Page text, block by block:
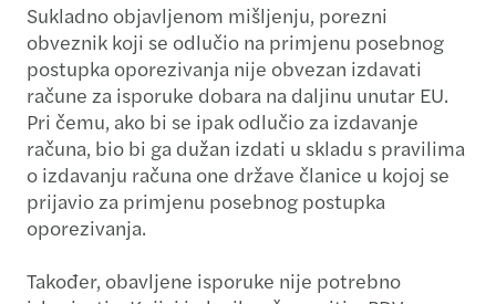
Sukladno objavljenom mišljenju, porezni
obveznik koji se odlučio na primjenu posebnog
postupka oporezivanja nije obvezan izdavati
račune za isporuke dobara na daljinu unutar EU.
Pri čemu, ako bi se ipak odlučio za izdavanje
računa, bio bi ga dužan izdati u skladu s pravilima
o izdavanju računa one države članice u kojoj se
prijavio za primjenu posebnog postupka
oporezivanja.
Također, obavljene isporuke nije potrebno